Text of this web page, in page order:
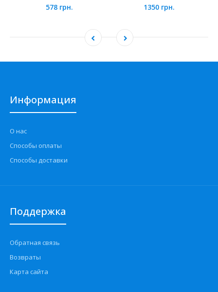
578 грн. 1350 грн.
Информация
О нас
Способы оплаты
Способы доставки
Поддержка
Обратная связь
Возвраты
Карта сайта